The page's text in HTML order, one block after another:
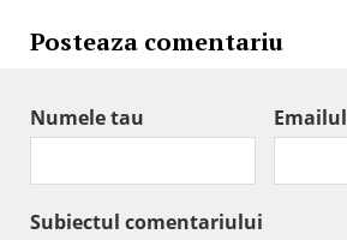
Posteaza comentariu
Numele tau
Subiectul comentariului